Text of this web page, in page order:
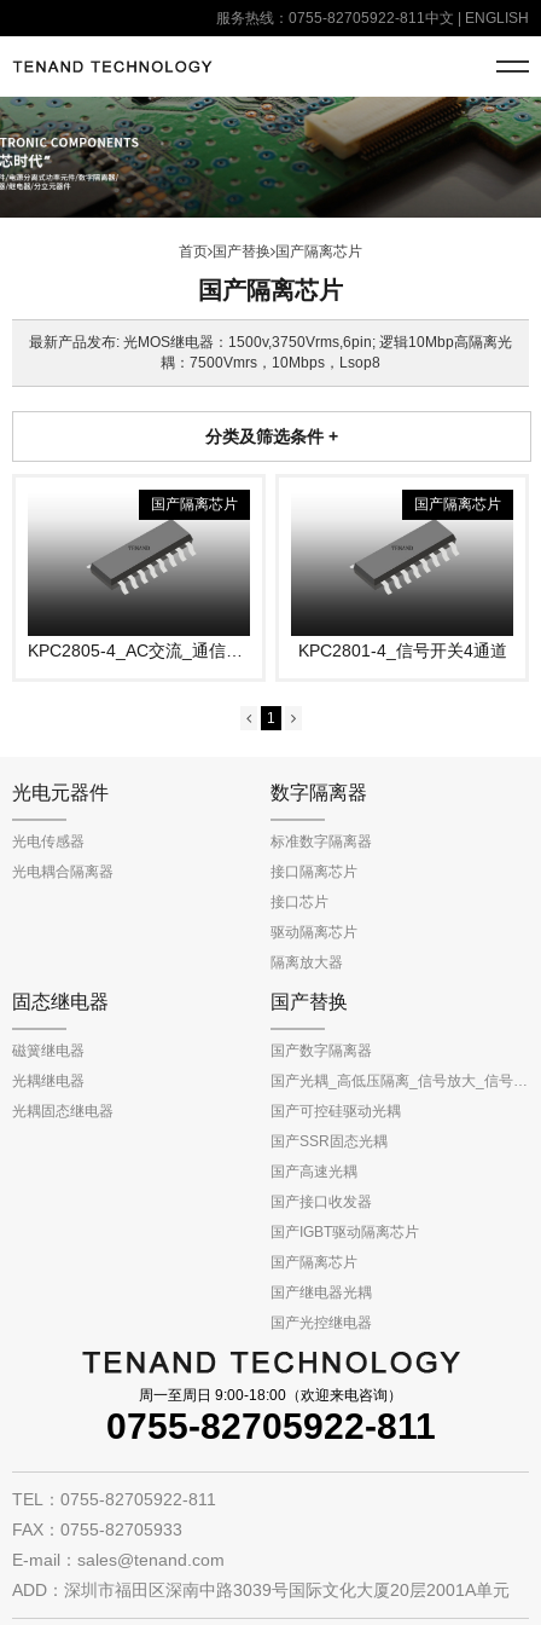
服务热线：0755-82705922-811中文 ENGLISH
首页 国产替换 国产隔离芯片
国产隔离芯片
最新产品发布: 光MOS继电器：1500v,3750Vrms,6pin; 逻辑10Mbp高隔离光
耦：7500Vmrs，10Mbps，Lsop8
分类及筛选条件 +
国产隔离芯片 国产隔离芯片
KPC2801-4_信号开关4通道
1
光电元器件
光电传感器
光电耦合隔离器
数字隔离器
标准数字隔离器
接口隔离芯片
接口芯片
驱动隔离芯片
隔离放大器
固态继电器
磁簧继电器
光耦继电器
光耦固态继电器
国产替换
国产数字隔离器
国产光耦_高低压隔离_信号放大_信号反馈
国产可控硅驱动光耦
国产SSR固态光耦
国产高速光耦
国产接口收发器
国产IGBT驱动隔离芯片
国产隔离芯片
国产继电器光耦
国产光控继电器
周一至周日 9:00-18:00（欢迎来电咨询）
0755-82705922-811
TEL：0755-82705922-811
FAX：0755-82705933
E-mail：sales@tenand.com
ADD：深圳市福田区深南中路3039号国际文化大厦20层2001A单元